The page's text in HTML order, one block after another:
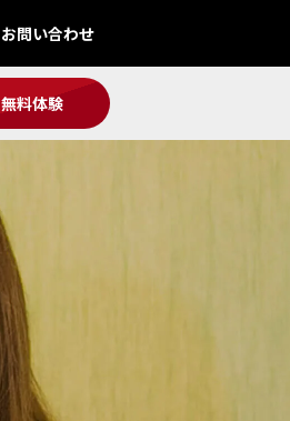
お問い合わせ
無料体験